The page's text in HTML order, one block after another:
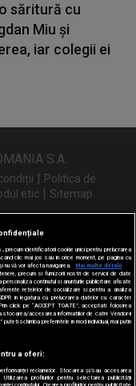
săritură cu
Miu și
iar colegii ei
S.A.
| Politica de
etic | Sitemap
identificatorii cookie unici pentru prelucrarea
clic mai jos sau în orice moment, pe pagina cu
nu vă vor afecta navigarea.
Mai multe detalii
precum si furnizorii nostri de servicii de date
continutul si anunturile publicitare afisate
retelelor de socializare si pentru a analiza
in legatura cu prelucrarea datelor cu caracter
click pe “ACCEPT TOATE”, acceptati folosirea
stocarea/accesarea informatiilor de catre Vendor-ii
schimba preferintele in mod individual, mai putin
a oferi:
reclamelor. Stocarea și/sau accesarea
profilurilor pentru selectarea publicității